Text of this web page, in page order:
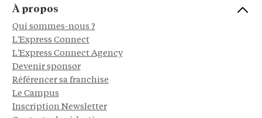
À propos
Qui sommes-nous ?
L'Express Connect
L'Express Connect Agency
Devenir sponsor
Référencer sa franchise
Le Campus
Inscription Newsletter